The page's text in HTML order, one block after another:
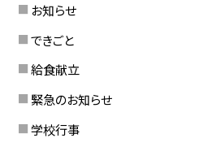
お知らせ
できごと
給食献立
緊急のお知らせ
学校行事